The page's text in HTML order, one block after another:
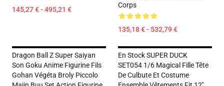
145,27 € - 495,21 €
Corps
135,18 € - 532,79 €
Dragon Ball Z Super Saiyan
Son Goku Anime Figurine Fils
Gohan Végéta Broly Piccolo
En Stock SUPER DUCK
SET054 1/6 Magical Fille Tête
De Culbute Et Costume